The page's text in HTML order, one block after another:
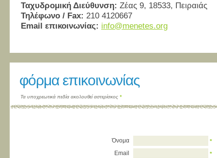
Ταχυδρομική Διεύθυνση: Ζέας 9, 18533, Πειραιάς
Τηλέφωνο / Fax: 210 4120667
Email επικοινωνίας: info@menetes.org
φόρμα επικοινωνίας
Τα υποχρεωτικά πεδία ακολουθεί αστερίσκος *
Όνομα
*
Email
*